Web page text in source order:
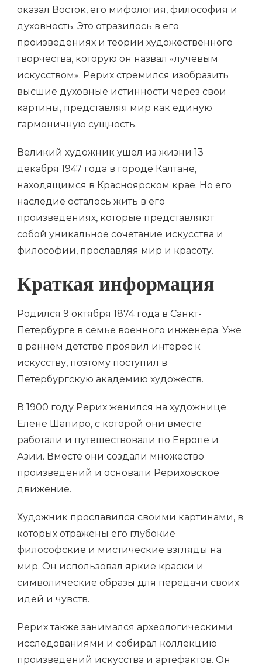
оказал Восток, его мифология, философия и
духовность. Это отразилось в его
произведениях и теории художественного
творчества, которую он назвал «лучевым
искусством». Рерих стремился изобразить
высшие духовные истинности через свои
картины, представляя мир как единую
гармоничную сущность.
Великий художник ушел из жизни 13
декабря 1947 года в городе Калтане,
находящимся в Красноярском крае. Но его
наследие осталось жить в его
произведениях, которые представляют
собой уникальное сочетание искусства и
философии, прославляя мир и красоту.
Краткая информация
Родился 9 октября 1874 года в Санкт-
Петербурге в семье военного инженера. Уже
в раннем детстве проявил интерес к
искусству, поэтому поступил в
Петербургскую академию художеств.
В 1900 году Рерих женился на художнице
Елене Шапиро, с которой они вместе
работали и путешествовали по Европе и
Азии. Вместе они создали множество
произведений и основали Рериховское
движение.
Художник прославился своими картинами, в
которых отражены его глубокие
философские и мистические взгляды на
мир. Он использовал яркие краски и
символические образы для передачи своих
идей и чувств.
Рерих также занимался археологическими
исследованиями и собирал коллекцию
произведений искусства и артефактов. Он